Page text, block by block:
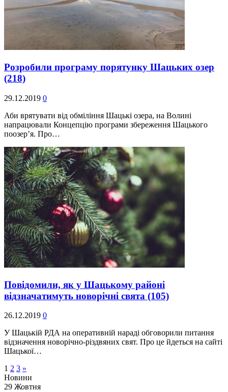
Розробили програму порятунку Шацьких озер
(218)
29.12.2019 0
Аби врятувати від обміління Шацькі озера, на Волині
напрацювали Концепцію програми збереження Шацького
поозер’я. Про…
Повідомили, як у Шацькому районі
відзначатимуть новорічні свята (105)
26.12.2019 0
У Шацькій РДА на оперативній нараді обговорили питання
відзначення новорічно-різдвяних свят. Про це йдеться на сайті
Шацької…
1 2 3 »
Новини
29 Жовтня